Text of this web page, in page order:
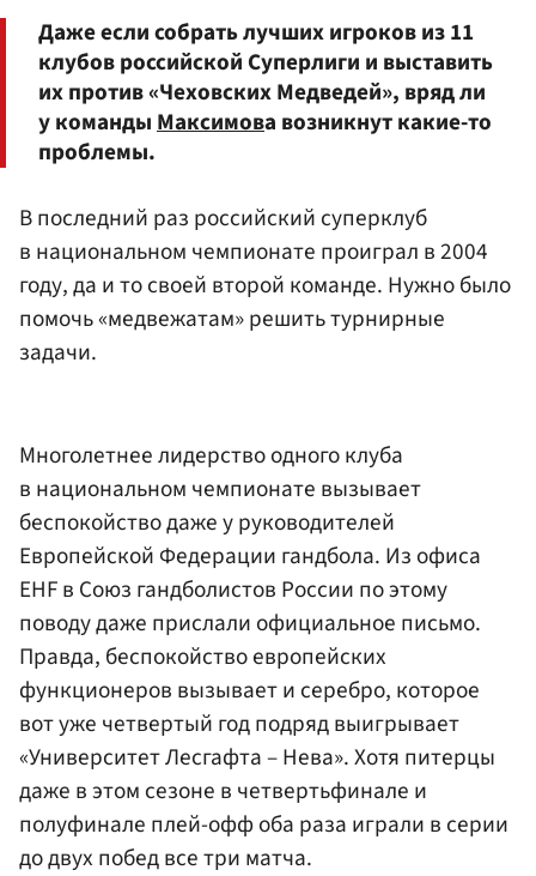
Даже если собрать лучших игроков из 11
клубов российской Суперлиги и выставить
их против «Чеховских Медведей», вряд ли
у командыМаксимова возникнут какие-то
проблемы.
В последний раз российский суперклуб
в национальном чемпионате проиграл в 2004
году, да и то своей второй команде. Нужно было
помочь «медвежатам» решить турнирные
задачи.
Многолетнее лидерство одного клуба
в национальном чемпионате вызывает
беспокойство даже у руководителей
Европейской Федерации гандбола. Из офиса
EHF в Союз гандболистов России по этому
поводу даже прислали официальное письмо.
Правда, беспокойство европейских
функционеров вызывает и серебро, которое
вот уже четвертый год подряд выигрывает
«Университет Лесгафта – Нева». Хотя питерцы
даже в этом сезоне в четвертьфинале и
полуфинале плей-офф оба раза играли в серии
до двух побед все три матча.